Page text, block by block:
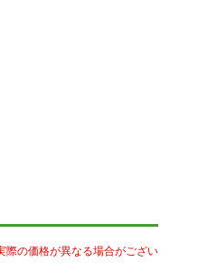
際の価格が異なる場合がござい